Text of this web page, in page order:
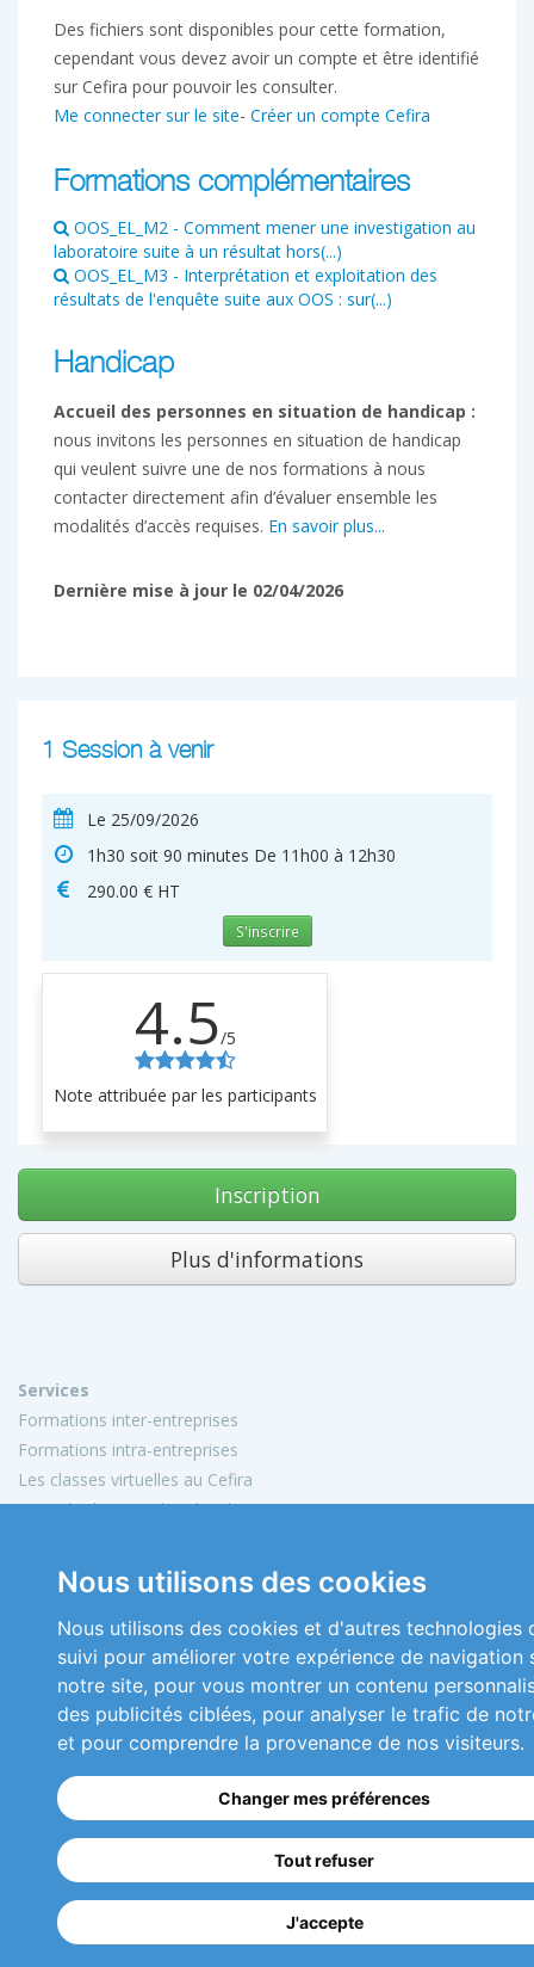
Nous utilisons des cookies
Nous utilisons des cookies et d'autres technologies
suivi pour améliorer votre expérience de navigation
notre site, pour vous montrer un contenu
des publicités ciblées, pour analyser le trafic de
et pour comprendre la provenance de nos visiteurs.
J'accepte
Changer mes préférences
Tout refuser
Des fichiers sont disponibles pour cette formation,
cependant vous devez avoir un compte et être identifié
sur Cefira pour pouvoir les consulter.
Me connecter sur le site- Créer un compte Cefira
Formations complémentaires
OOS_EL_M2 - Comment mener une investigation au
laboratoire suite à un résultat hors(...)
OOS_EL_M3 - Interprétation et exploitation des
résultats de l'enquête suite aux OOS : sur(...)
Handicap
Accueil des personnes en situation de handicap :
nous invitons les personnes en situation de handicap
qui veulent suivre une de nos formations à nous
contacter directement afin d’évaluer ensemble les
modalités d’accès requises. En savoir plus...
Dernière mise à jour le 02/04/2026
1 Session à venir
Le 25/09/2026
1h30 soit 90 minutes De 11h00 à 12h30
290.00 € HT
S'inscrire
4.5/5
Note attribuée par les participants
Inscription
Plus d'informations
Services
Formations inter-entreprises
Formations intra-entreprises
Les classes virtuelles au Cefira
Activités de conseil et d'audit
Informations
Mon compte
Plan du site
Mentions légales
Conditions générales de vente
Nous contacter
Copyright 2026 © Cefira
Réalisationckc-net.com
01 46 04 48 41
cefira@cefira.com